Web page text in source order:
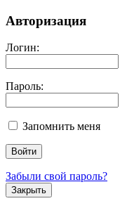
Авторизация
Логин:
Пароль:
Запомнить меня
Забыли свой пароль?
Закрыть